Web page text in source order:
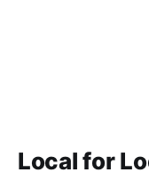
Local for